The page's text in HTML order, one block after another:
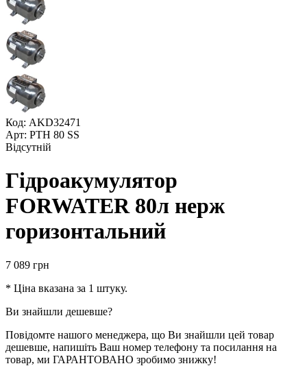
Код: AKD32471
Арт: PTH 80 SS
Відсутній
Гідроакумулятор
FORWATER 80л нерж
горизонтальний
7 089 грн
* Ціна вказана за 1 штуку.
Ви знайшли дешевше?
Повідомте нашого менеджера, що Ви знайшли цей товар
дешевше, напишіть Ваш номер телефону та посилання на
товар, ми ГАРАНТОВАНО зробимо знижку!